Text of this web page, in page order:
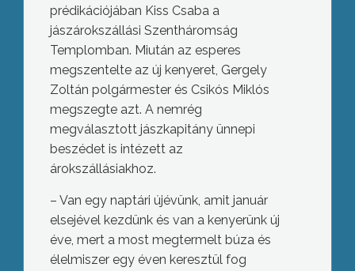
prédikációjában Kiss Csaba a
jászárokszállási Szentháromság
Templomban. Miután az esperes
megszentelte az új kenyeret, Gergely
Zoltán polgármester és Csikós Miklós
megszegte azt. A nemrég
megválasztott jászkapitány ünnepi
beszédet is intézett az
árokszállásiakhoz.
– Van egy naptári újévünk, amit január
elsejével kezdünk és van a kenyerünk új
éve, mert a most megtermelt búza és
élelmiszer egy éven keresztül fog